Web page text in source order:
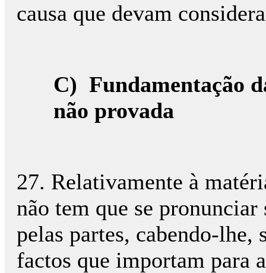
causa que devam
C) Fundamentação
não provada
27. Relativamente à
não tem que se
pelas partes, cabendo-lhe,
factos que importam para